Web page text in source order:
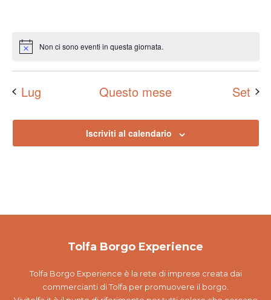
Non ci sono eventi in questa giornata.
Lug Questo mese Set
Iscriviti al calendario
Tolfa Borgo Experience
Tolfa Borgo Experience è la rete di imprese creata dai
commercianti di Tolfa per promuovere il borgo.